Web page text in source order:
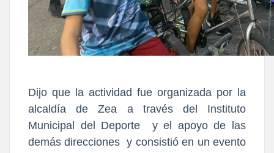
Dijo que la actividad fue organizada por la
alcaldía de Zea a través del Instituto
Municipal del Deporte y el apoyo de las
demás direcciones y consistió en un evento